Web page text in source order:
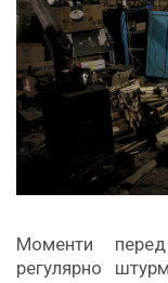
Моменти
регулярно